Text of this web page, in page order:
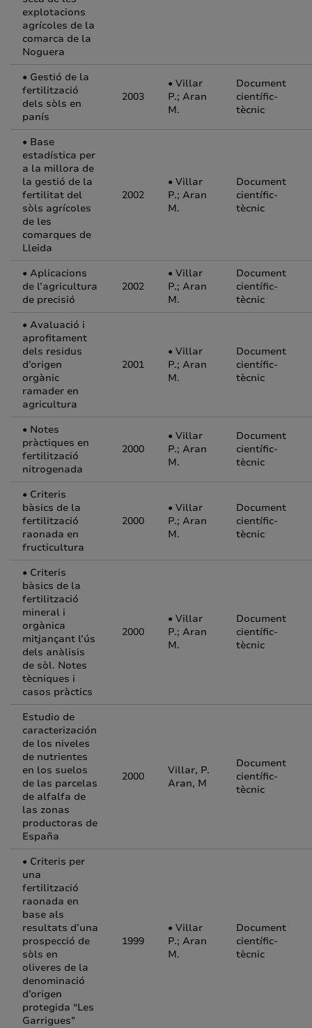
explotacions
agrícoles de la
comarca de la
Noguera
• Gestió de la
fertilització
dels sòls en
panís
2003
• Villar
P.; Aran
M.
Document
científic-
tècnic
• Base
estadística per
a la millora de
la gestió de la
fertilitat del
sòls agrícoles
de les
comarques de
Lleida
2002
• Villar
P.; Aran
M.
Document
científic-
tècnic
• Aplicacions
de l’agricultura
de precisió
2002
• Villar
P.; Aran
M.
Document
científic-
tècnic
• Avaluació i
aprofitament
dels residus
d’origen
orgànic
ramader en
agricultura
2001
• Villar
P.; Aran
M.
Document
científic-
tècnic
• Notes
pràctiques en
fertilització
nitrogenada
2000
• Villar
P.; Aran
M.
Document
científic-
tècnic
• Criteris
bàsics de la
fertilització
raonada en
fructicultura
2000
• Villar
P.; Aran
M.
Document
científic-
tècnic
• Criteris
bàsics de la
fertilització
mineral i
orgànica
mitjançant l’ús
dels anàlisis
de sòl. Notes
tècniques i
casos pràctics
2000
• Villar
P.; Aran
M.
Document
científic-
tècnic
Estudio de
caracterización
de los niveles
de nutrientes
en los suelos
de las parcelas
de alfalfa de
las zonas
productoras de
España
2000
Villar, P.
Aran, M
Document
científic-
tècnic
• Criteris per
una
fertilització
raonada en
base als
resultats d’una
prospecció de
sòls en
oliveres de la
denominació
d’origen
protegida “Les
Garrigues”
1999
• Villar
P.; Aran
M.
Document
científic-
tècnic